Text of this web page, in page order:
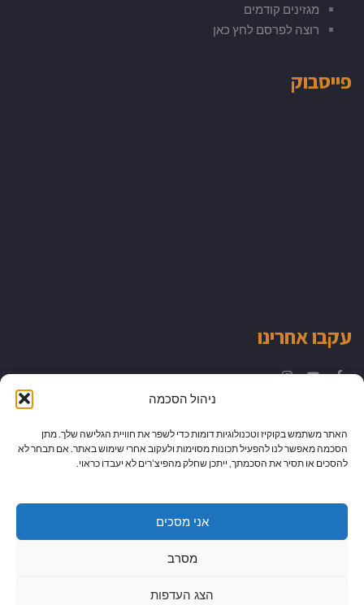
ניהול הסכמה
האתר משתמש בקוקיז וטכנולוגיות דומות כדי לשפר את חוויית הגלישה שלך. מתן
הסכמה מאפשר לנו להפעיל תכונות מסוימות ולעקוב אחרי שימוש באתר. אם תבחר לא
להסכים או תסיר את הסכמתך, ייתכן שחלק מהפיצ’רים לא יעבדו כראוי.
אני מסכים
מסרב
הצג העדפות
מגזינים קודמים
רוצה לפרסם לחץ כאן
פייסבוק
עקבו אחרינו